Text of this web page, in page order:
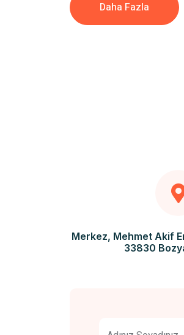
Daha Fazla
Merkez, Mehmet Akif
33830